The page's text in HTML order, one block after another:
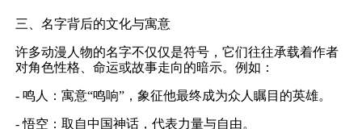
三、名字背后的文化与寓意
许多动漫人物的名字不仅仅是符号，它们往往承载着作者
对角色性格、命运或故事走向的暗示。例如：
- 鸣人：寓意“鸣响”，象征他最终成为众人瞩目的英雄。
- 悟空：取自中国神话，代表力量与自由。